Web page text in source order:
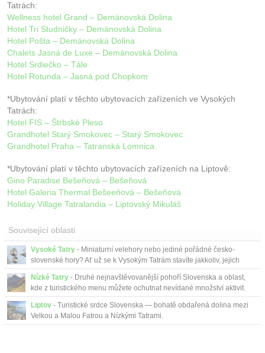
Tatrách:
Wellness hotel Grand – Demänovská Dolina
Hotel Tri Studničky – Demänovská Dolina
Hotel Pošta – Demänovská Dolina
Chalets Jasná de Luxe – Demänovská Dolina
Hotel Srdiečko – Tále
Hotel Rotunda – Jasná pod Chopkom
*Ubytování platí v těchto ubytovacích zařízeních ve Vysokých
Tatrách:
Hotel FIS – Štrbské Pleso
Grandhotel Starý Smokovec – Starý Smokovec
Grandhotel Praha – Tatranská Lomnica
*Ubytování platí v těchto ubytovacích zařízeních na Liptově:
Gino Paradise Bešeňová – Bešeňová
Hotel Galeria Thermal Bešeeňová – Bešeňová
Holiday Village Tatralandia – Liptovský Mikuláš
Související oblasti
Vysoké Tatry - Miniaturní velehory nebo jediné pořádné česko-
slovenské hory? Ať už se k Vysokým Tatrám stavíte jakkoliv, jejich
jedinečnou pozici mezi středoeveropskými horami to nijak nemění.
Nízké Tatry - Druhé nejnavštěvovanější pohoří Slovenska a oblast,
kde z turistického menu můžete ochutnat nevídané množství aktivit.
Liptov - Turistické srdce Slovenska — bohatě obdařená dolina mezi
Velkou a Malou Fatrou a Nízkými Tatrami.